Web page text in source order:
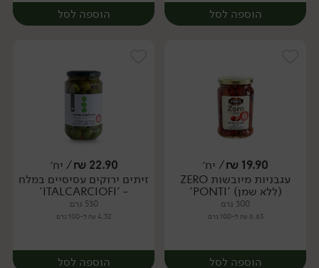
הוספה לסל
יח׳
הוספה לסל
יח׳
19.90
₪/ יח׳
עגבניות מיובשות ZERO
(ללא שמן) 'PONTI'
300 גרם
6.63 ₪ ל-100 גרם
הוספה לסל
22.90
₪/ יח׳
זיתים ירוקים עסיסיים במלח
- 'ITALCARCIOFI'
530 גרם
4.32 ₪ ל-100 גרם
הוספה לסל